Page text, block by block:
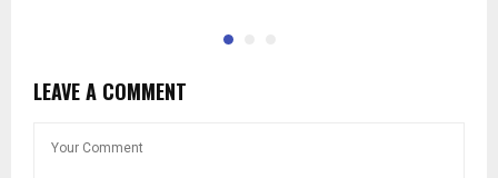
LEAVE A COMMENT